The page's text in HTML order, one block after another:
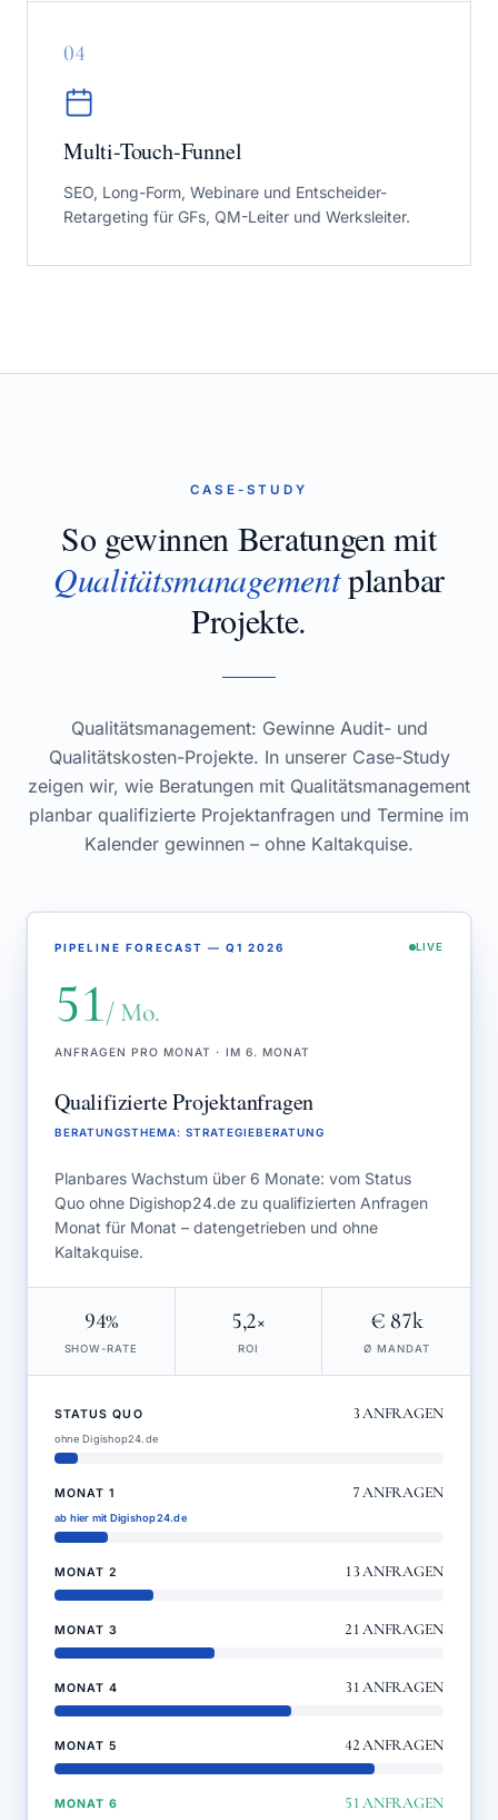
04
Multi-Touch-Funnel
SEO, Long-Form, Webinare und Entscheider-
Retargeting für GFs, QM-Leiter und Werksleiter.
CASE-STUDY
So gewinnen Beratungen mit
Qualitätsmanagementplanbar
Projekte.
Qualitätsmanagement: Gewinne Audit- und
Qualitätskosten-Projekte. In unserer Case-Study
zeigen wir, wie Beratungen mit Qualitätsmanagement
planbar qualifizierte Projektanfragen und Termine im
Kalender gewinnen – ohne Kaltakquise.
PIPELINE FORECAST — Q1 2026 LIVE
51/ Mo.
ANFRAGEN PRO MONAT · IM 6. MONAT
Qualifizierte Projektanfragen
BERATUNGSTHEMA: STRATEGIEBERATUNG
Planbares Wachstum über 6 Monate: vom Status
Quo ohne Digishop24.de zu qualifizierten Anfragen
Monat für Monat – datengetrieben und ohne
Kaltakquise.
94%
SHOW-RATE
5,2×
ROI
€ 87k
Ø MANDAT
STATUS QUO 3ANFRAGEN
ohne Digishop24.de
MONAT 1 7ANFRAGEN
ab hier mit Digishop24.de
MONAT 2 13ANFRAGEN
MONAT 3 21ANFRAGEN
MONAT 4 31ANFRAGEN
MONAT 5 42ANFRAGEN
MONAT 6 51ANFRAGEN